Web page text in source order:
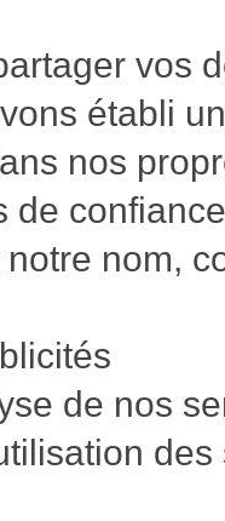
vos
établi
nos
de
nom,
de nos
des